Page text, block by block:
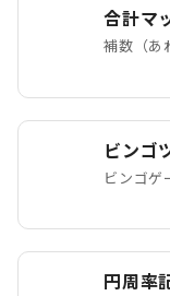
合計マ
補数（あ
ビンゴ
ビンゴゲ
円周率